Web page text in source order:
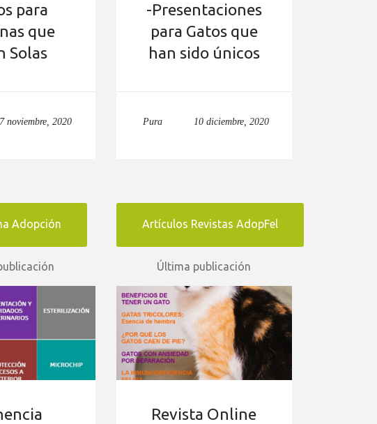
para
que
Solas
noviembre, 2020
-Presentaciones
para Gatos que
han sido únicos
Pura 10 diciembre, 2020
Adopción Artículos Revistas AdopFel
Última publicación
Revista Online